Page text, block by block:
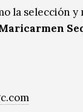
la selección